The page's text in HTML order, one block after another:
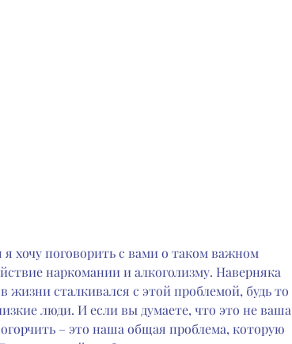
я хочу поговорить с вами о таком важном
наркомании и алкоголизму. Наверняка
жизни сталкивался с этой проблемой, будь то
люди. И если вы думаете, что это не ваша
– это наша общая проблема, которую